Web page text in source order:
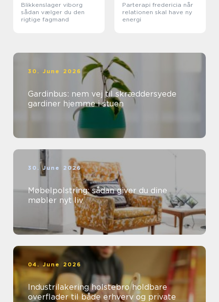
Blikkenslager viborg
sådan vælger du den
rigtige fagmand
Parterapi fredericia når
relationen skal have ny
energi
30. June 2026
Gardinbus: nem vej til skræddersyede
gardiner hjemme i stuen
30. June 2026
Møbelpolstring: sådan giver du dine
møbler nyt liv
04. June 2026
Industrilakering holstebro holdbare
overflader til både erhverv og private